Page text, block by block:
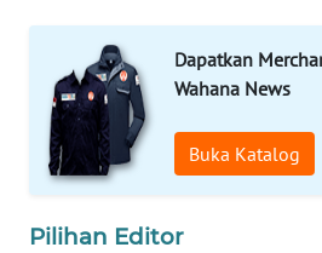
Dapatkan
Wahana News
Buka Katalog
Pilihan Editor
WAHANA
SPORT
WAHANA
UMKM
SELEB